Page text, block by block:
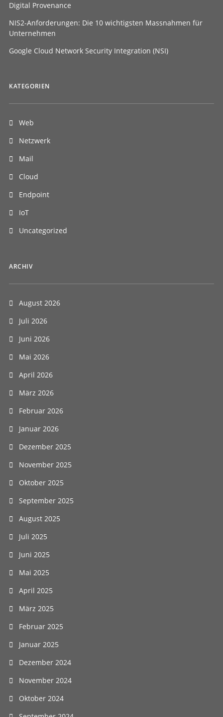
Digital Provenance
NIS2-Anforderungen: Die 10 wichtigsten Massnahmen für
Unternehmen
Google Cloud Network Security Integration (NSI)
KATEGORIEN
Web
Netzwerk
Mail
Cloud
Endpoint
IoT
Uncategorized
ARCHIV
August 2026
Juli 2026
Juni 2026
Mai 2026
April 2026
März 2026
Februar 2026
Januar 2026
Dezember 2025
November 2025
Oktober 2025
September 2025
August 2025
Juli 2025
Juni 2025
Mai 2025
April 2025
März 2025
Februar 2025
Januar 2025
Dezember 2024
November 2024
Oktober 2024